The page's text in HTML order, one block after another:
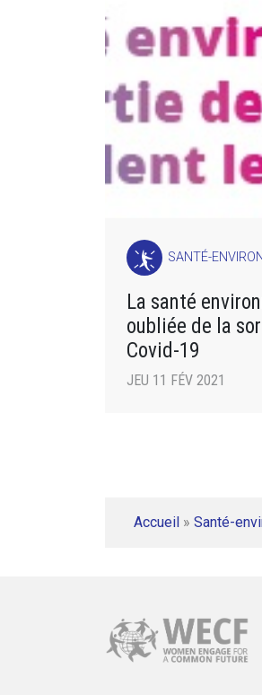
SANTÉ-
La santé
oubliée de la
Covid-19
JEU 11 FÉV 2021
Accueil » Santé-